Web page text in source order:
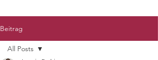
Beitrag
All Posts